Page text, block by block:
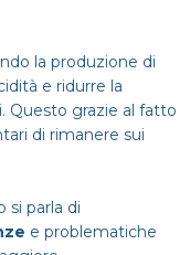
la produzione di
e ridurre la
Questo grazie al fatto
di rimanere sui
si parla di
e problematiche